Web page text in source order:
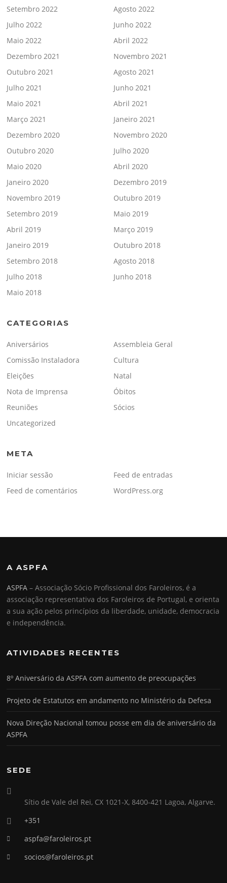
Setembro 2022
Agosto 2022
Julho 2022
Junho 2022
Maio 2022
Abril 2022
Dezembro 2021
Novembro 2021
Outubro 2021
Agosto 2021
Julho 2021
Junho 2021
Maio 2021
Abril 2021
Março 2021
Janeiro 2021
Dezembro 2020
Novembro 2020
Outubro 2020
Julho 2020
Maio 2020
Abril 2020
Janeiro 2020
Dezembro 2019
Novembro 2019
Outubro 2019
Setembro 2019
Maio 2019
Abril 2019
Março 2019
Janeiro 2019
Outubro 2018
Setembro 2018
Agosto 2018
Julho 2018
Junho 2018
Maio 2018
CATEGORIAS
Aniversários
Assembleia Geral
Comissão Instaladora
Cultura
Eleições
Natal
Nota de Imprensa
Óbitos
Reuniões
Sócios
Uncategorized
META
Iniciar sessão
Feed de entradas
Feed de comentários
WordPress.org
A ASPFA
ASPFA – Associação Sócio Profissional dos Faroleiros, é a
associação representativa dos Faroleiros de Portugal, e orienta
a sua ação pelos princípios da liberdade, unidade, democracia
e independência.
ATIVIDADES RECENTES
8º Aniversário da ASPFA com aumento de preocupações
Projeto de Estatutos em andamento no Ministério da Defesa
Nova Direção Nacional tomou posse em dia de aniversário da
ASPFA
SEDE
Sítio de Vale del Rei, CX 1021-X, 8400-421 Lagoa, Algarve.
+351
aspfa@faroleiros.pt
socios@faroleiros.pt